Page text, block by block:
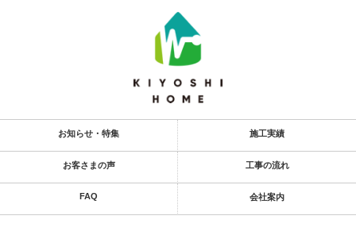
お知らせ・特集 施工実績
お客さまの声 工事の流れ
FAQ 会社案内